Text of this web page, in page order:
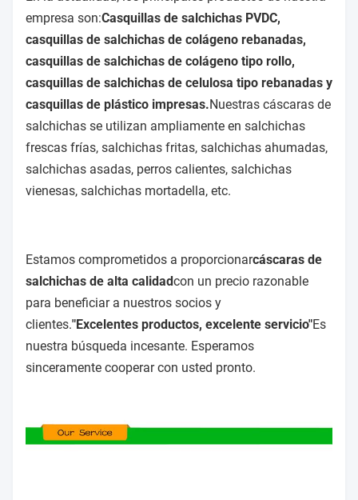
empresa son:Casquillas de salchichas PVDC,
casquillas de salchichas de colágeno rebanadas,
casquillas de salchichas de colágeno tipo rollo,
casquillas de salchichas de celulosa tipo rebanadas y
casquillas de plástico impresas.Nuestras cáscaras de
salchichas se utilizan ampliamente en salchichas
frescas frías, salchichas fritas, salchichas ahumadas,
salchichas asadas, perros calientes, salchichas
vienesas, salchichas mortadella, etc.
Estamos comprometidos a proporcionarcáscaras de
salchichas de alta calidadcon un precio razonable
para beneficiar a nuestros socios y
clientes."Excelentes productos, excelente servicio"Es
nuestra búsqueda incesante. Esperamos
sinceramente cooperar con usted pronto.